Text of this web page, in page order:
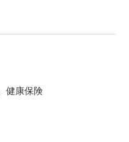
健康保険